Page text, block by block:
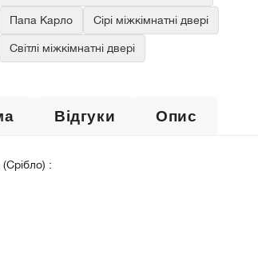
Папа Карло Сірі міжкімнатні двері
Світлі міжкімнатні двері
Відгуки Опис
: